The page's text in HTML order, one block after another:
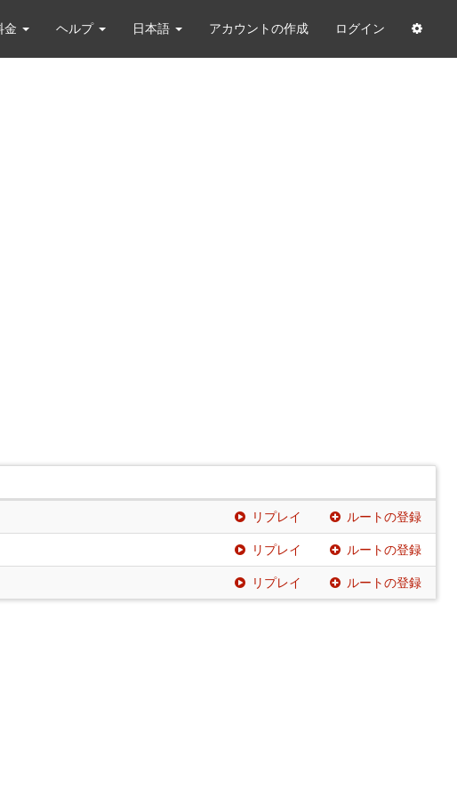
金 ヘルプ 日本語 アカウントの作成 ログイン
リプレイ ルートの登録
リプレイ ルートの登録
リプレイ ルートの登録